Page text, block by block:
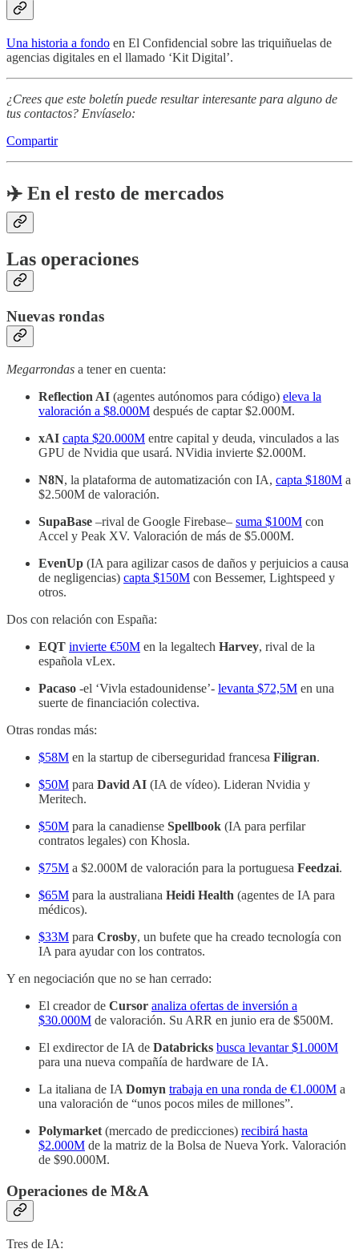
Una historia a fondo en El Confidencial sobre las triquiñuelas de
agencias digitales en el llamado ‘Kit Digital’.
¿Crees que este boletín puede resultar interesante para alguno de
tus contactos? Envíaselo:
Compartir
✈️ En el resto de mercados
Las operaciones
Nuevas rondas
Megarrondas a tener en cuenta:
Reflection AI (agentes autónomos para código) eleva la
valoración a $8.000M después de captar $2.000M.
xAI capta $20.000M entre capital y deuda, vinculados a las
GPU de Nvidia que usará. NVidia invierte $2.000M.
N8N, la plataforma de automatización con IA, capta $180M a
$2.500M de valoración.
SupaBase –rival de Google Firebase– suma $100M con
Accel y Peak XV. Valoración de más de $5.000M.
EvenUp (IA para agilizar casos de daños y perjuicios a causa
de negligencias) capta $150M con Bessemer, Lightspeed y
otros.
Dos con relación con España:
EQT invierte €50M en la legaltech Harvey, rival de la
española vLex.
Pacaso -el ‘Vivla estadounidense’- levanta $72,5M en una
suerte de financiación colectiva.
Otras rondas más:
$58M en la startup de ciberseguridad francesa Filigran.
$50M para David AI (IA de vídeo). Lideran Nvidia y
Meritech.
$50M para la canadiense Spellbook (IA para perfilar
contratos legales) con Khosla.
$75M a $2.000M de valoración para la portuguesa Feedzai.
$65M para la australiana Heidi Health (agentes de IA para
médicos).
$33M para Crosby, un bufete que ha creado tecnología con
IA para ayudar con los contratos.
Y en negociación que no se han cerrado:
El creador de Cursor analiza ofertas de inversión a
$30.000M de valoración. Su ARR en junio era de $500M.
El exdirector de IA de Databricks busca levantar $1.000M
para una nueva compañía de hardware de IA.
La italiana de IA Domyn trabaja en una ronda de €1.000M a
una valoración de “unos pocos miles de millones”.
Polymarket (mercado de predicciones) recibirá hasta
$2.000M de la matriz de la Bolsa de Nueva York. Valoración
de $90.000M.
Operaciones de M&A
Tres de IA: